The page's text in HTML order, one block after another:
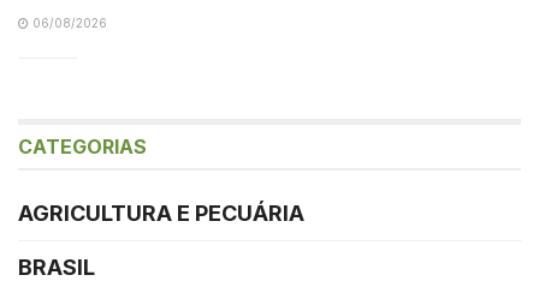
06/08/2026
CATEGORIAS
AGRICULTURA E PECUÁRIA
BRASIL